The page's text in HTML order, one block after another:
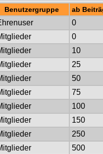
Benutzergruppe ab
0
0
10
25
50
75
100
150
250
500